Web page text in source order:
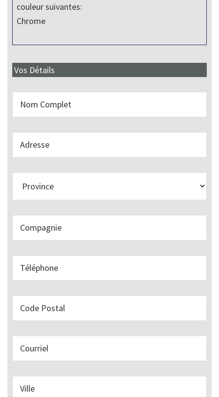
couleur suivantes:
Chrome
Vos Détails